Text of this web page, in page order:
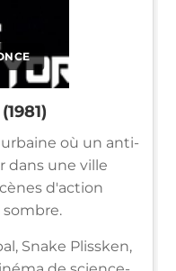
où un anti-
dans une ville
d'action
Snake Plissken,